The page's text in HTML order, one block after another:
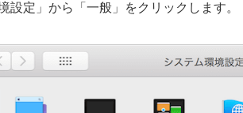
設定」から「一般」をクリックします。